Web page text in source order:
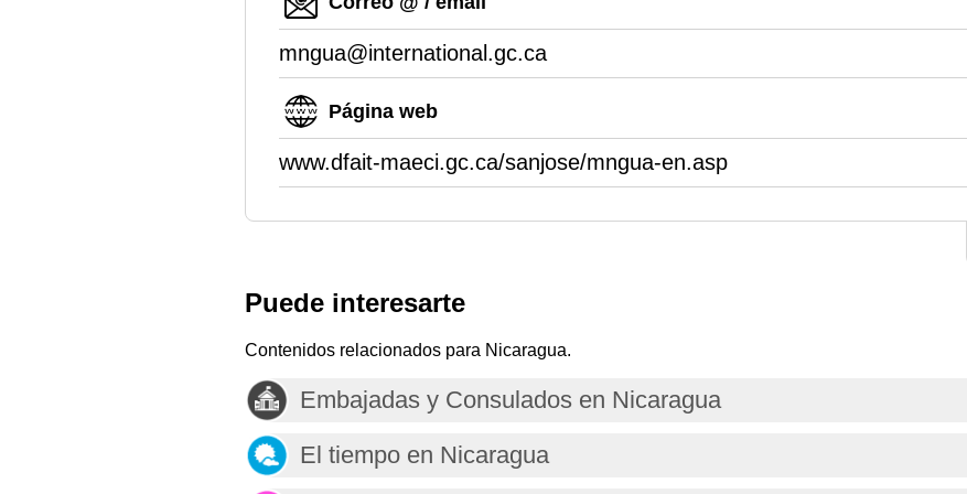
mngua@international.gc.ca
Página web
www.dfait-maeci.gc.ca/sanjose/mngua-en.asp
Puede interesarte
Contenidos relacionados para Nicaragua.
Embajadas y Consulados en Nicaragua
El tiempo en Nicaragua